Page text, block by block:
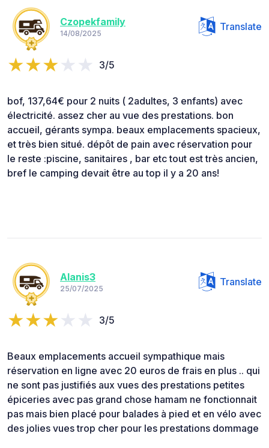
Czopekfamily
14/08/2025
Translate
3/5
bof, 137,64€ pour 2 nuits ( 2adultes, 3 enfants) avec
électricité. assez cher au vue des prestations. bon
accueil, gérants sympa. beaux emplacements spacieux,
et très bien situé. dépôt de pain avec réservation pour
le reste :piscine, sanitaires , bar etc tout est très ancien,
bref le camping devait être au top il y a 20 ans!
Alanis3
25/07/2025
Translate
3/5
Beaux emplacements accueil sympathique mais
réservation en ligne avec 20 euros de frais en plus .. qui
ne sont pas justifiés aux vues des prestations petites
épiceries avec pas grand chose hamam ne fonctionnait
pas mais bien placé pour balades à pied et en vélo avec
des jolies vues trop cher pour les prestations dommage